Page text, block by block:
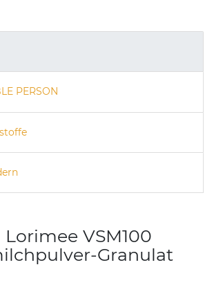
PERSON
Lorimee VSM100
Granulat